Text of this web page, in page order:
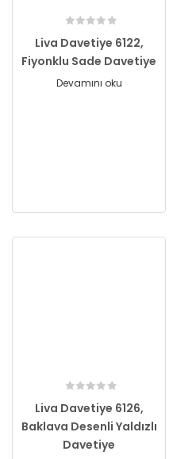
Liva Davetiye 6122,
Fiyonklu Sade Davetiye
Devamını oku
Liva Davetiye 6126,
Baklava Desenli Yaldızlı
Davetiye